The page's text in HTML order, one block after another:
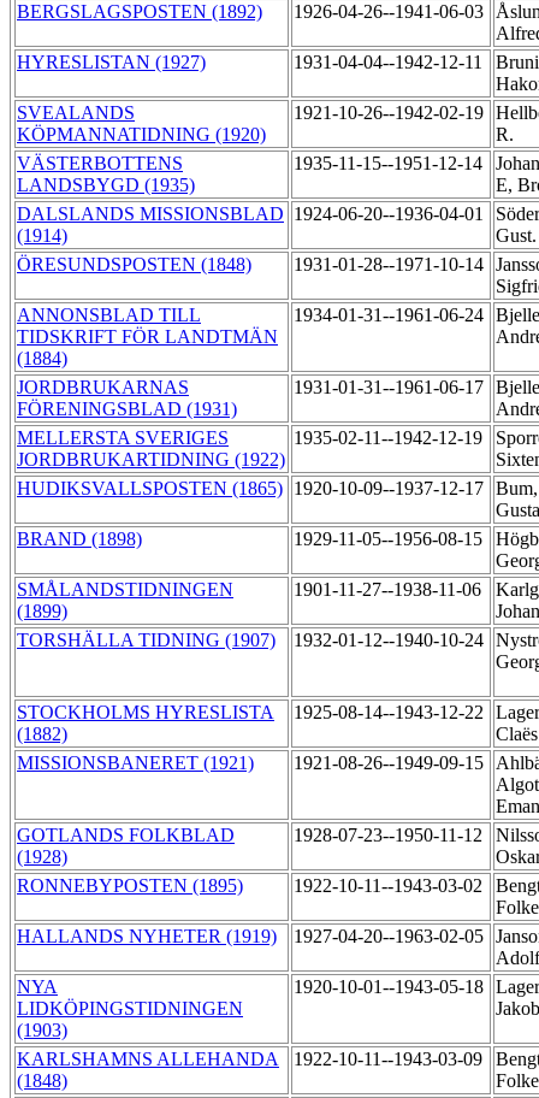
BERGSLAGSPOSTEN (1892)
1926-04-26--1941-06-03
HYRESLISTAN (1927)
1931-04-04--1942-12-11
SVEALANDS
KÖPMANNATIDNING (1920)
1921-10-26--1942-02-19
R.
VÄSTERBOTTENS
LANDSBYGD (1935)
1935-11-15--1951-12-14
E,
DALSLANDS MISSIONSBLAD
(1914)
1924-06-20--1936-04-01
ÖRESUNDSPOSTEN (1848)
1931-01-28--1971-10-14
ANNONSBLAD TILL
TIDSKRIFT FÖR LANDTMÄN
(1884)
1934-01-31--1961-06-24
JORDBRUKARNAS
FÖRENINGSBLAD (1931)
1931-01-31--1961-06-17
MELLERSTA SVERIGES
JORDBRUKARTIDNING (1922)
1935-02-11--1942-12-19
HUDIKSVALLSPOSTEN (1865) 1920-10-09--1937-12-17
BRAND (1898)
1929-11-05--1956-08-15
SMÅLANDSTIDNINGEN
(1899)
1901-11-27--1938-11-06
TORSHÄLLA TIDNING (1907)
1932-01-12--1940-10-24
STOCKHOLMS HYRESLISTA
(1882)
1925-08-14--1943-12-22
MISSIONSBANERET (1921)
1921-08-26--1949-09-15
Algot
GOTLANDS FOLKBLAD
(1928)
1928-07-23--1950-11-12
RONNEBYPOSTEN (1895)
1922-10-11--1943-03-02
HALLANDS NYHETER (1919)
1927-04-20--1963-02-05
NYA
LIDKÖPINGSTIDNINGEN
(1903)
1920-10-01--1943-05-18
KARLSHAMNS ALLEHANDA
(1848)
1922-10-11--1943-03-09